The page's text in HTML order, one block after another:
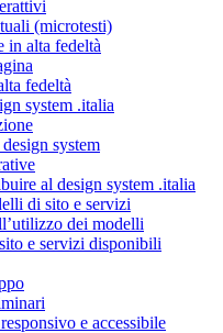
(microtesti)
in alta fedeltà
fedeltà
system .italia
system
al design system .italia
di sito e servizi
dei modelli
e servizi disponibili
e accessibile